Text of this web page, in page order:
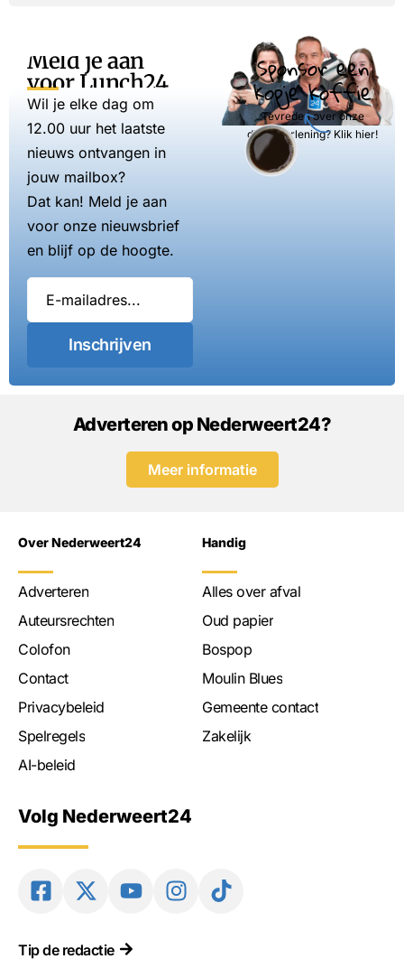
Meld je aan
voor Lunch24
Wil je elke dag om
12.00 uur het laatste
nieuws ontvangen in
jouw mailbox?
Dat kan! Meld je aan
voor onze nieuwsbrief
en blijf op de hoogte.
Inschrijven
Sponsor een
kopje koffie
Tevreden over onze
dienstverlening? Klik hier!
Adverteren op Nederweert24?
Meer informatie
Over Nederweert24
Adverteren
Auteursrechten
Colofon
Contact
Privacybeleid
Spelregels
AI-beleid
Handig
Alles over afval
Oud papier
Bospop
Moulin Blues
Gemeente contact
Zakelijk
Volg Nederweert24
Tip de redactie